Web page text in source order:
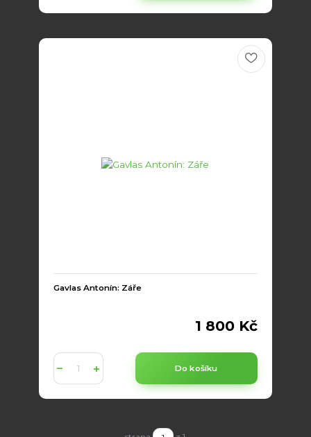
Gavlas Antonín: Záře
1 800 Kč
Do košíku